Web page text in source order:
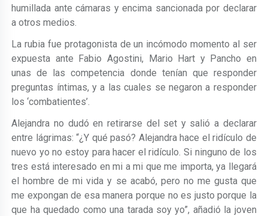
humillada ante cámaras y encima sancionada por declarar
a otros medios.
La rubia fue protagonista de un incómodo momento al ser
expuesta ante Fabio Agostini, Mario Hart y Pancho en
unas de las competencia donde tenían que responder
preguntas íntimas, y a las cuales se negaron a responder
los ‘combatientes’.
Alejandra no dudó en retirarse del set y salió a declarar
entre lágrimas: “¿Y qué pasó? Alejandra hace el ridículo de
nuevo yo no estoy para hacer el ridículo. Si ninguno de los
tres está interesado en mi a mi que me importa, ya llegará
el hombre de mi vida y se acabó, pero no me gusta que
me expongan de esa manera porque no es justo porque la
que ha quedado como una tarada soy yo”, añadió la joven